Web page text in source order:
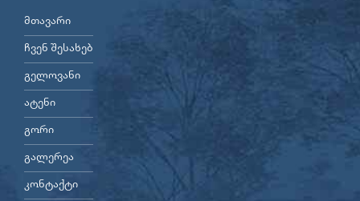
მთავარი
ჩვენ შესახებ
გელოვანი
ატენი
გორი
გალერეა
კონტაქტი